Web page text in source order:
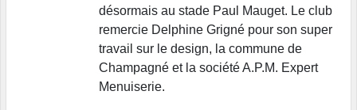
désormais au stade Paul Mauget. Le club
remercie Delphine Grigné pour son super
travail sur le design, la commune de
Champagné et la société A.P.M. Expert
Menuiserie.